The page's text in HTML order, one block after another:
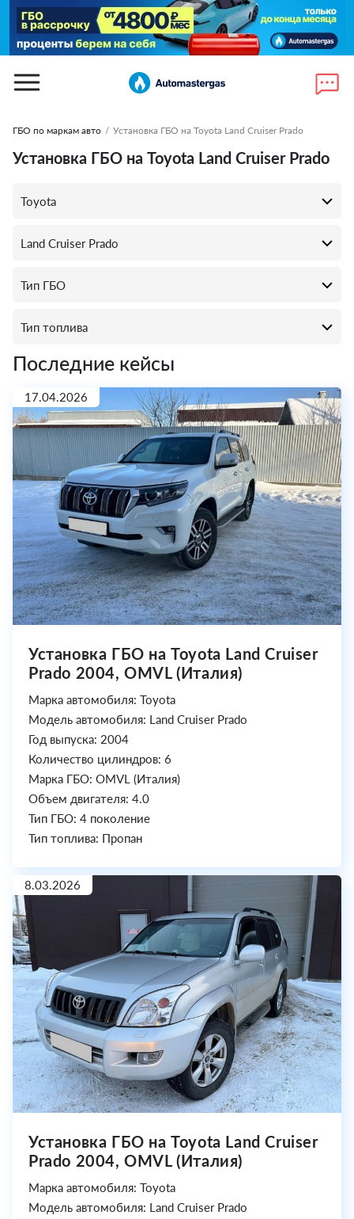
ГБО по маркам авто / Установка ГБО на Toyota Land Cruiser Prado
Установка ГБО на Toyota Land Cruiser Prado
Последние кейсы
17.04.2026
Установка ГБО на Toyota Land Cruiser
Prado 2004, OMVL (Италия)
Марка автомобиля: Toyota
Модель автомобиля: Land Cruiser Prado
Год выпуска: 2004
Количество цилиндров: 6
Марка ГБО: OMVL (Италия)
Объем двигателя: 4.0
Тип ГБО: 4 поколение
Тип топлива: Пропан
8.03.2026
Установка ГБО на Toyota Land Cruiser
Prado 2004, OMVL (Италия)
Марка автомобиля: Toyota
Модель автомобиля: Land Cruiser Prado